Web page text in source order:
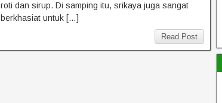
roti dan sirup. Di samping itu, srikaya juga sangat
berkhasiat untuk […]
Read Post